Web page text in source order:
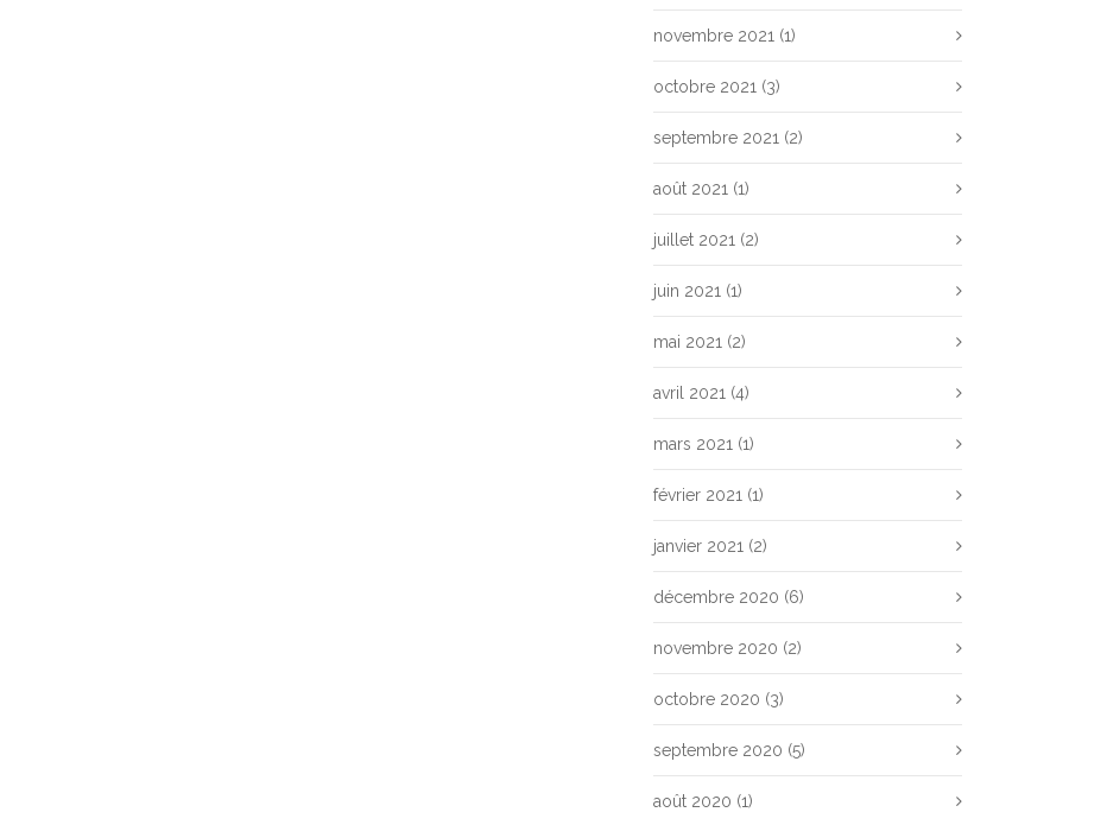
novembre 2021 (1)
octobre 2021 (3)
septembre 2021 (2)
août 2021 (1)
juillet 2021 (2)
juin 2021 (1)
mai 2021 (2)
avril 2021 (4)
mars 2021 (1)
février 2021 (1)
janvier 2021 (2)
décembre 2020 (6)
novembre 2020 (2)
octobre 2020 (3)
septembre 2020 (5)
août 2020 (1)